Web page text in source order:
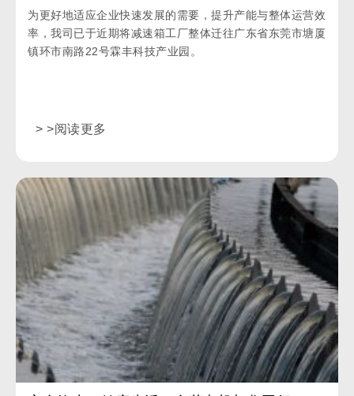
为更好地适应企业快速发展的需要，提升产能与整体运营效
率，我司已于近期将减速箱工厂整体迁往广东省东莞市塘厦
镇环市南路22号霖丰科技产业园。
> >阅读更多